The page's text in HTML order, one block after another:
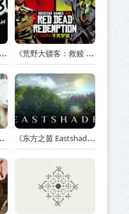
《乞丐模拟器 Hobo: Tough Life》v1.20.010-赠原声带+解锁全人物满级通关存档+多项修改器【单机+联机】丨中文版网盘下载 《荒野大镖客：救赎 Red Dead Redemption》v1.0.42.46611-送修改器丨中文版网盘下载
联机】【PC/手机双端】丨中文版网盘下载 《东方之茵 Eastshade》Build.20251455-免安装中文版丨中文版网盘下载